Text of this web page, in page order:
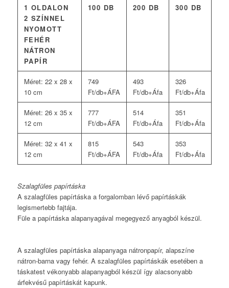
1 OLDALON
2 SZÍNNEL
NYOMOTT
FEHÉR
NÁTRON
PAPÍR
100 DB 200 DB 300 DB
Méret: 22 x 28 x
10 cm
749
Ft/db+ÁFA
493
Ft/db+Áfa
326
Ft/db+Áfa
Méret: 26 x 35 x
12 cm
777
Ft/db+ÁFA
514
Ft/db+Áfa
351
Ft/db+Áfa
Méret: 32 x 41 x
12 cm
815
Ft/db+ÁFA
543
Ft/db+Áfa
353
Ft/db+Áfa
Szalagfüles papírtáska
A szalagfüles papírtáska a forgalomban lévő papírtáskák
legismertebb fajtája.
Füle a papírtáska alapanyagával megegyező anyagból készül.
A szalagfüles papírtáska alapanyaga nátronpapír, alapszíne
nátron-barna vagy fehér. A szalagfüles papírtáskák esetében a
táskatest vékonyabb alapanyagból készül így alacsonyabb
árfekvésű papírtáskát kapunk.